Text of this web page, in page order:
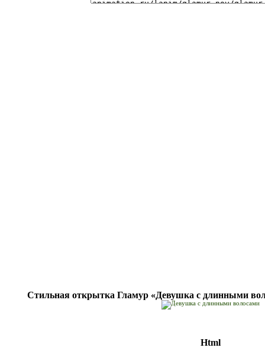
Стильная открытка Гламур «Девушка с длинными
Html